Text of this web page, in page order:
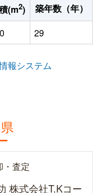
(m2)
築年数（年）
29
報システム
・査定